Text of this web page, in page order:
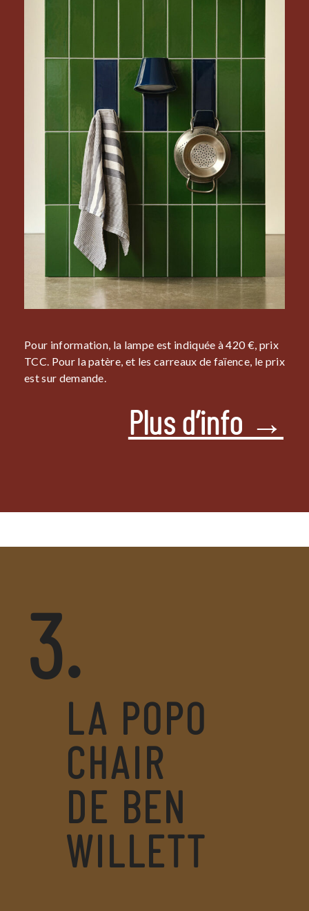
Pour information, la lampe est indiquée à 420 €, prix
TCC. Pour la patère, et les carreaux de faïence, le prix
est sur demande.
Plus d’info →
3.
LA POPO
CHAIR
DE BEN
WILLETT